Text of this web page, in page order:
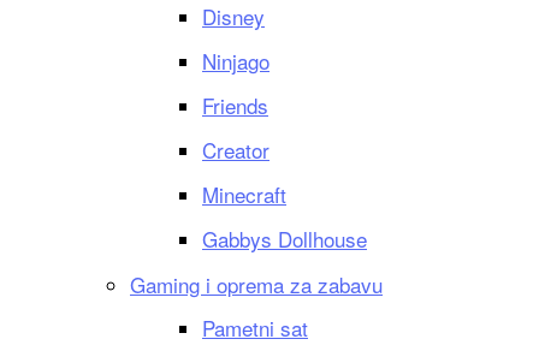
Disney
Ninjago
Friends
Creator
Minecraft
Gabbys Dollhouse
Gaming i oprema za zabavu
Pametni sat